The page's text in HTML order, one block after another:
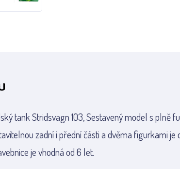
tank Stridsvagn 103, Sestavený model s plně
zadní i přední části a dvěma figurkami je
je vhodná od 6 let.